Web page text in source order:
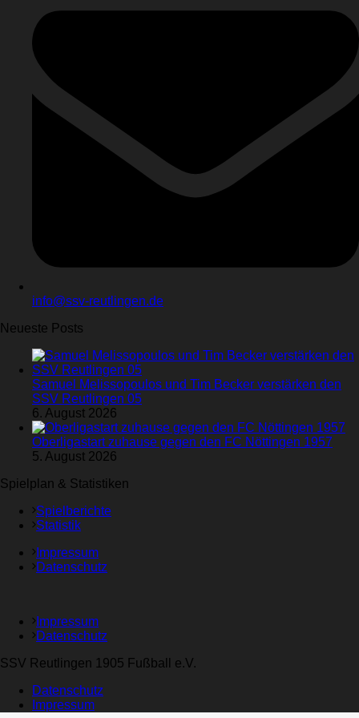
info@ssv-reutlingen.de
Neueste Posts
Samuel Melissopoulos und Tim Becker verstärken den
SSV Reutlingen 05
6. August 2026
Oberligastart zuhause gegen den FC Nöttingen 1957
5. August 2026
Spielplan & Statistiken
Spielberichte
Statistik
Impressum
Datenschutz
Impressum
Datenschutz
SSV Reutlingen 1905 Fußball e.V.
Datenschutz
Impressum